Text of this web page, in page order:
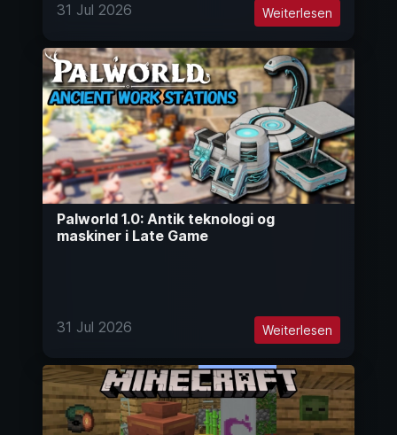
31 Jul 2026 Weiterlesen
Palworld 1.0: Antik teknologi og
maskiner i Late Game
31 Jul 2026 Weiterlesen